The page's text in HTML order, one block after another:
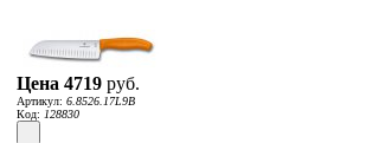
Цена 4719 руб.
Артикул: 6.8526.17L9B
Код: 128830